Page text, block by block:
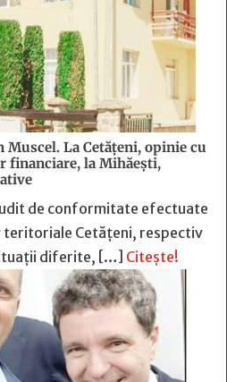
Muscel. La Cetăţeni, opinie cu
financiare, la Mihăeşti,
de conformitate efectuate
teritoriale Cetățeni, respectiv
diferite, […] Citește!